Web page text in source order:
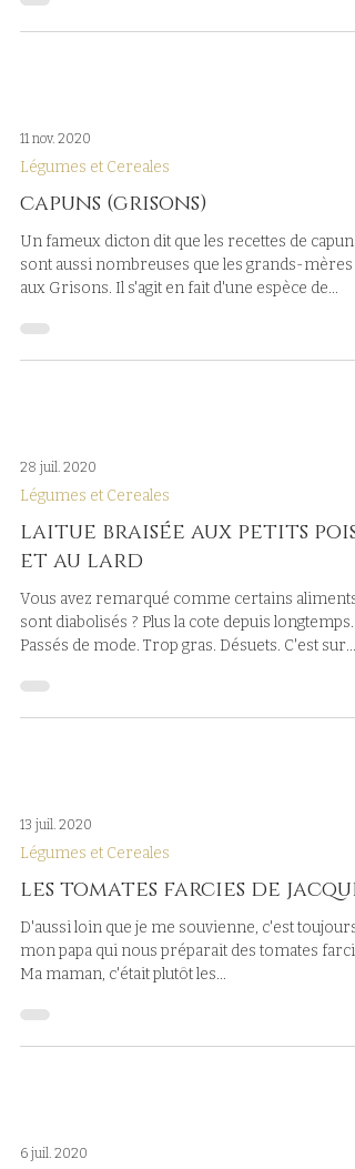
11 nov. 2020
Légumes et Cereales
capuns (grisons)
Un fameux dicton dit que les recettes de capuns
sont aussi nombreuses que les grands-mères
aux Grisons. Il s'agit en fait d'une espèce de...
28 juil. 2020
Légumes et Cereales
laitue braisée aux petits pois
et au lard
Vous avez remarqué comme certains aliments
sont diabolisés ? Plus la cote depuis longtemps.
Passés de mode. Trop gras. Désuets. C'est sur...
13 juil. 2020
Légumes et Cereales
les tomates farcies de
D'aussi loin que je me souvienne, c'est toujours
mon papa qui nous préparait des tomates
Ma maman, c'était plutôt les...
6 juil. 2020